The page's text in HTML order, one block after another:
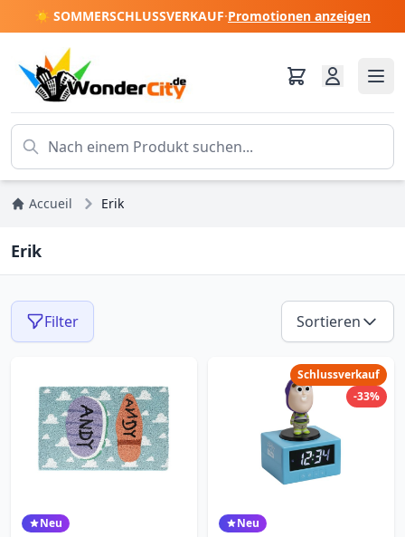
☀️ SOMMERSCHLUSSVERKAUF·Promotionen anzeigen
Accueil Erik
Erik
Filter Sortieren
Neu
Schlussverkauf
-33%
Neu